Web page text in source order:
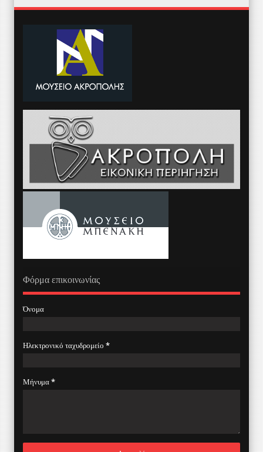
Φόρμα επικοινωνίας
Όνομα
Ηλεκτρονικό ταχυδρομείο *
Μήνυμα*